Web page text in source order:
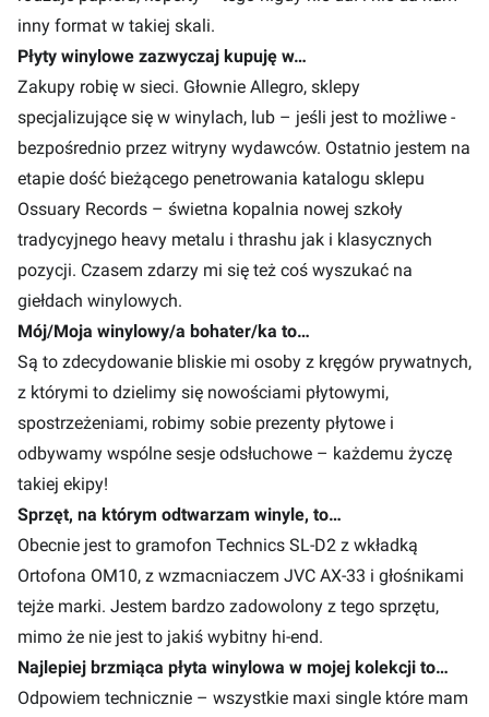
inny format w takiej skali.
Płyty winylowe zazwyczaj kupuję w…
Zakupy robię w sieci. Głownie Allegro, sklepy
specjalizujące się w winylach, lub – jeśli jest to możliwe -
bezpośrednio przez witryny wydawców. Ostatnio jestem na
etapie dość bieżącego penetrowania katalogu sklepu
Ossuary Records – świetna kopalnia nowej szkoły
tradycyjnego heavy metalu i thrashu jak i klasycznych
pozycji. Czasem zdarzy mi się też coś wyszukać na
giełdach winylowych.
Mój/Moja winylowy/a bohater/ka to…
Są to zdecydowanie bliskie mi osoby z kręgów prywatnych,
z którymi to dzielimy się nowościami płytowymi,
spostrzeżeniami, robimy sobie prezenty płytowe i
odbywamy wspólne sesje odsłuchowe – każdemu życzę
takiej ekipy!
Sprzęt, na którym odtwarzam winyle, to…
Obecnie jest to gramofon Technics SL-D2 z wkładką
Ortofona OM10, z wzmacniaczem JVC AX-33 i głośnikami
tejże marki. Jestem bardzo zadowolony z tego sprzętu,
mimo że nie jest to jakiś wybitny hi-end.
Najlepiej brzmiąca płyta winylowa w mojej kolekcji to…
Odpowiem technicznie – wszystkie maxi single które mam